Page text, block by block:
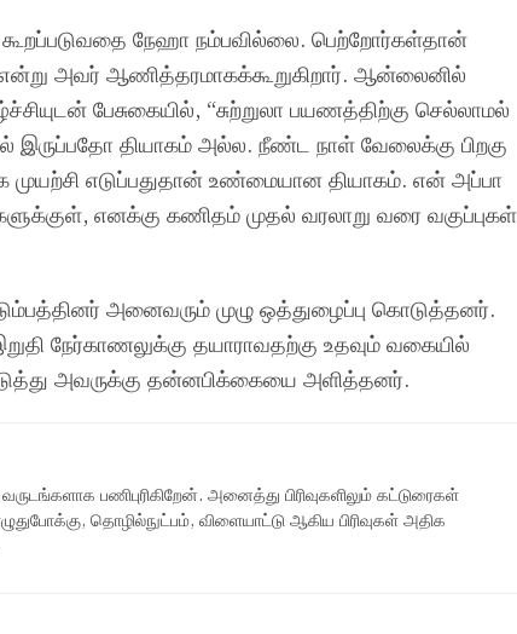
கூறப்படுவதை நேஹா நம்பவில்லை. பெற்றோர்கள்தான்
அவர் ஆணித்தரமாகக்கூறுகிறார். ஆன்லைனில்
பேசுகையில், “சுற்றுலா பயணத்திற்கு செல்லாமல்
தியாகம் அல்ல. நீண்ட நாள் வேலைக்கு பிறகு
முயற்சி எடுப்பதுதான் உண்மையான தியாகம். என் அப்பா
எனக்கு கணிதம் முதல் வரலாறு வரை வகுப்புகள்
அனைவரும் முழு ஒத்துழைப்பு கொடுத்தனர்.
நேர்காணலுக்கு தயாராவதற்கு உதவும் வகையில்
அவருக்கு தன்னபிக்கையை அளித்தனர்.
பணிபுரிகிறேன். அனைத்து பிரிவுகளிலும் கட்டுரைகள்
தொழில்நுட்பம், விளையாட்டு ஆகிய பிரிவுகள் அதிக